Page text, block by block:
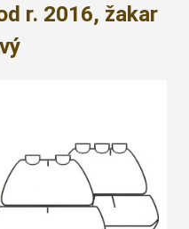
r. 2016, žakar